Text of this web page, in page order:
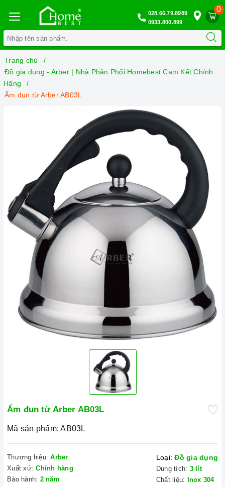
0
028.66.79.8989
0933.800.899
Trang chủ
Đồ gia dụng - Arber | Nhà Phân Phối Homebest Cam Kết Chính
Hãng
Ấm đun từ Arber AB03L
Ấm đun từ Arber AB03L
Mã sản phẩm: AB03L
Thương hiệu: Arber
Xuất xứ: Chính hãng
Bảo hành: 2 năm
Loại: Đồ gia dụng
Dung tích: 3 lít
Chất liệu:
Inox 304